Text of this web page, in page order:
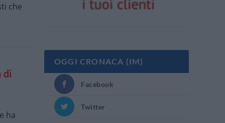
che
di
ha
OGGI CRONACA (IM)
Facebook
Twitter